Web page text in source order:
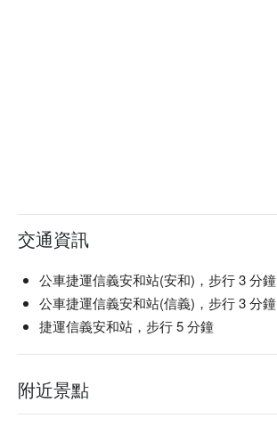
交通資訊
公車捷運信義安和站(安和)，步行 3 分鐘
公車捷運信義安和站(信義)，步行 3 分鐘
捷運信義安和站，步行 5 分鐘
附近景點